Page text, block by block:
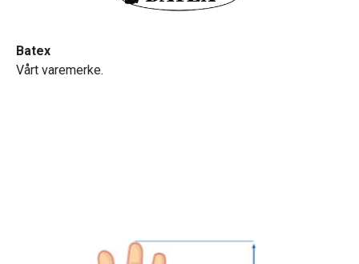
Batex
Vårt varemerke.